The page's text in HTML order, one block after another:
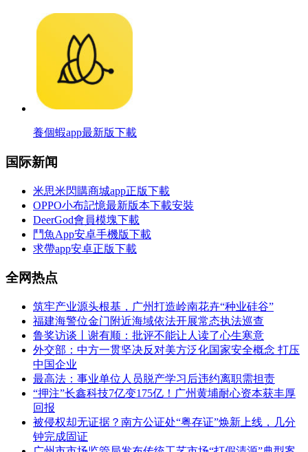
養個蝦app最新版下載
国际新闻
米思米閃購商城app正版下載
OPPO小布記憶最新版本下載安裝
DeerGod會員模塊下載
鬥魚App安卓手機版下載
求帶app安卓正版下載
全网热点
筑牢产业源头根基，广州打造岭南花卉“种业硅谷”
福建海警位金门附近海域依法开展常态执法巡查
鲁奖访谈丨谢有顺：批评不能让人读了心生寒意
外交部：中方一贯坚决反对美方泛化国家安全概念 打压
中国企业
最高法：事业单位人员脱产学习后违约离职需担责
“押注”长鑫科技7亿变175亿！广州黄埔耐心资本获丰厚
回报
被侵权却无证据？南方公证处“粤存证”焕新上线，几分
钟完成固证